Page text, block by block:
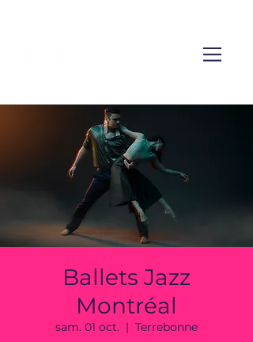
Ballets Jazz
Montréal
sam. 01 oct.
  |
Terrebonne